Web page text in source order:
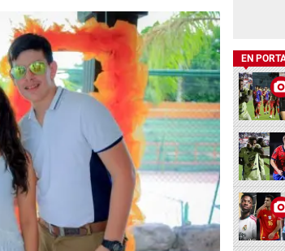
EN